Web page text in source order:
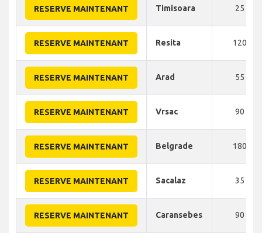
RESERVE MAINTENANT Timisoara 25
RESERVE MAINTENANT Resita 120
RESERVE MAINTENANT Arad 55
RESERVE MAINTENANT Vrsac 90
RESERVE MAINTENANT Belgrade 180
RESERVE MAINTENANT Sacalaz 35
RESERVE MAINTENANT Caransebes 90